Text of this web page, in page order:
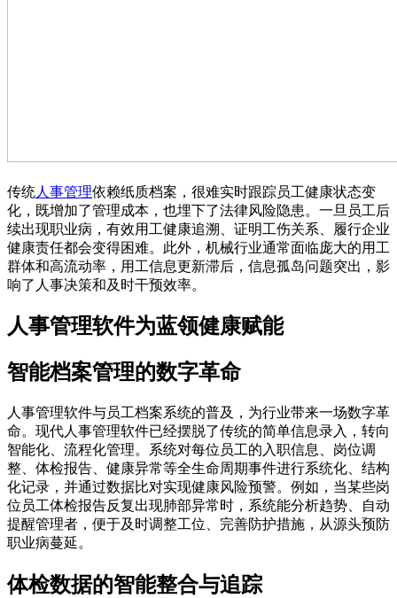
传统人事管理依赖纸质档案，很难实时跟踪员工健康状态变
化，既增加了管理成本，也埋下了法律风险隐患。一旦员工后
续出现职业病，有效用工健康追溯、证明工伤关系、履行企业
健康责任都会变得困难。此外，机械行业通常面临庞大的用工
群体和高流动率，用工信息更新滞后，信息孤岛问题突出，影
响了人事决策和及时干预效率。
人事管理软件为蓝领健康赋能
智能档案管理的数字革命
人事管理软件与员工档案系统的普及，为行业带来一场数字革
命。现代人事管理软件已经摆脱了传统的简单信息录入，转向
智能化、流程化管理。系统对每位员工的入职信息、岗位调
整、体检报告、健康异常等全生命周期事件进行系统化、结构
化记录，并通过数据比对实现健康风险预警。例如，当某些岗
位员工体检报告反复出现肺部异常时，系统能分析趋势、自动
提醒管理者，便于及时调整工位、完善防护措施，从源头预防
职业病蔓延。
体检数据的智能整合与追踪